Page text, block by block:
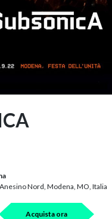
Nord, Modena, MO, Italia
Acquista ora